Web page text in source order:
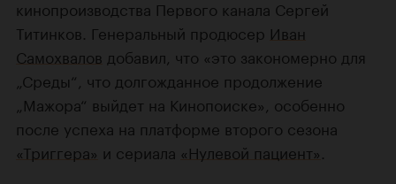
кинопроизводства Первого канала Сергей
Титинков. Генеральный продюсер Иван
Самохвалов добавил, что «это закономерно для
„Среды“, что долгожданное продолжение
„Мажора“ выйдет на Кинопоиске», особенно
после успеха на платформе второго сезона
«Триггера» и сериала «Нулевой пациент».